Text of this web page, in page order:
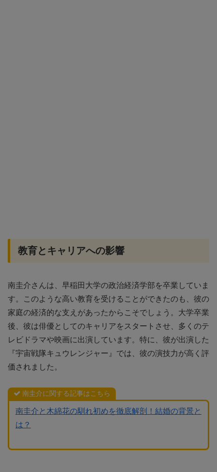
教育とキャリアへの影響
南圭介さんは、早稲田大学の政治経済学部を卒業していま
す。このような高い教育を受けることができたのも、彼の
家庭の経済的な支えがあったからこそでしょう。大学卒業
後、彼は俳優としてのキャリアをスタートさせ、多くのテ
レビドラマや映画に出演しています。特に、彼が出演した
『宇宙戦隊キュウレンジャー』では、彼の演技力が高く評
価されました。
南圭介に関する記事はこちら
南圭介と木綿花の馴れ初めを徹底解剖！結婚の背景と
は？